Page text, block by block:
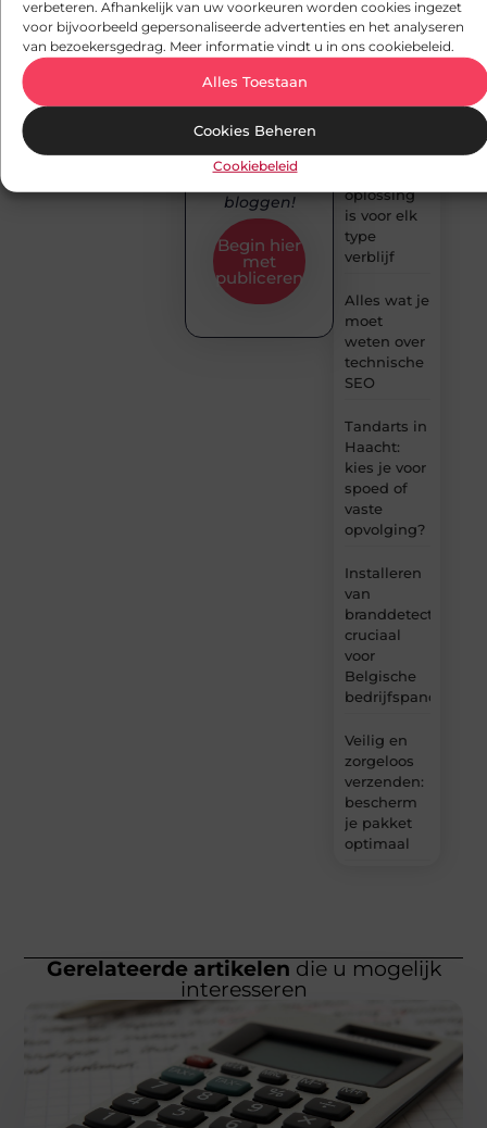
verbeteren. Afhankelijk van uw voorkeuren worden cookies ingezet
voor bijvoorbeeld gepersonaliseerde advertenties en het analyseren
van bezoekersgedrag. Meer informatie vindt u in ons cookiebeleid.
Alles Toestaan
Cookies Beheren
Cookiebeleid
op plekken
waar je
dagelijks
Waarom
huren een
oplossing
is voor elk
type
verblijf
Alles wat je
moet
weten over
technische
SEO
Tandarts in
Haacht:
kies je voor
spoed of
vaste
opvolging?
Installeren
van
branddetectie:
cruciaal
voor
Belgische
bedrijfspanden
Veilig en
zorgeloos
verzenden:
bescherm
je pakket
optimaal
van
creatieve
denkers en
Start
vandaag
nog met
bloggen!
Begin hier
met
publiceren
Gerelateerde artikelen die u mogelijk
interesseren